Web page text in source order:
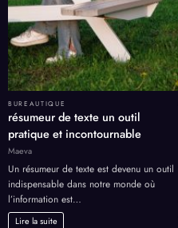
BUREAUTIQUE
résumeur de texte un outil
pratique et incontournable
Maeva
Un résumeur de texte est devenu un outil
indispensable dans notre monde où
l’information est…
Lire la suite